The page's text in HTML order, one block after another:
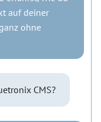
auf deiner
ohne
CMS?